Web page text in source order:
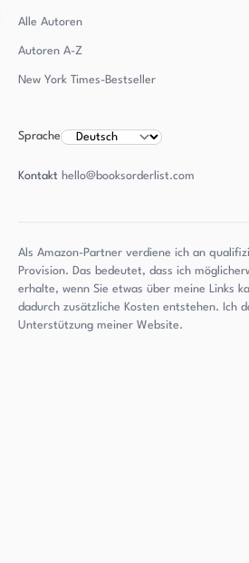
Alle Autoren
Autoren A-Z
New York Times-Bestseller
Sprache
Kontakt hello@booksorderlist.com
Als Amazon-Partner verdiene ich an
Provision. Das bedeutet, dass ich
erhalte, wenn Sie etwas über meine Links
dadurch zusätzliche Kosten entstehen. Ich
Unterstützung meiner Website.